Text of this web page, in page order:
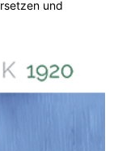
und